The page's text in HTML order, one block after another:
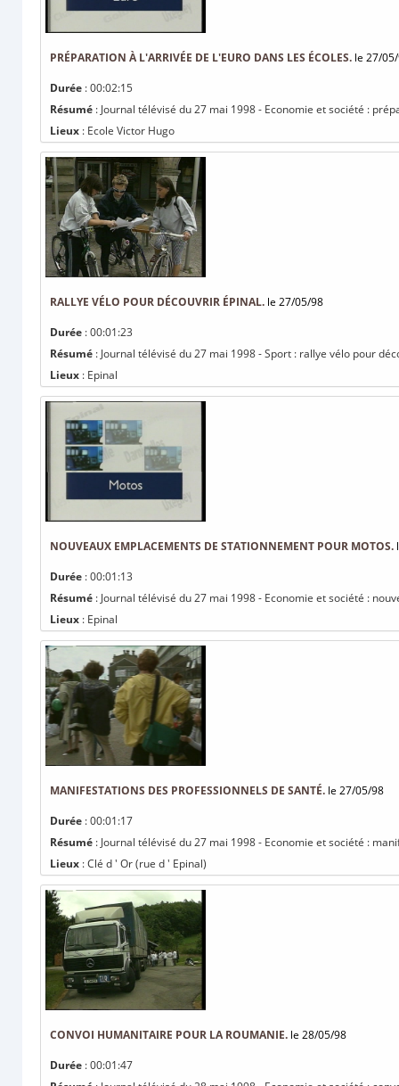
PRÉPARATION À L'ARRIVÉE DE L'EURO DANS LES ÉCOLES. le 27/
Durée : 00:02:15
Résumé : Journal télévisé du 27 mai 1998 - Economie et société :
Lieux : Ecole Victor Hugo
RALLYE VÉLO POUR DÉCOUVRIR ÉPINAL. le 27/05/98
Durée : 00:01:23
Résumé : Journal télévisé du 27 mai 1998 - Sport : rallye vélo pour
Lieux : Epinal
NOUVEAUX EMPLACEMENTS DE STATIONNEMENT POUR MOTOS.
Durée : 00:01:13
Résumé : Journal télévisé du 27 mai 1998 - Economie et société :
Lieux : Epinal
MANIFESTATIONS DES PROFESSIONNELS DE SANTÉ. le 27/05/98
Durée : 00:01:17
Résumé : Journal télévisé du 27 mai 1998 - Economie et société :
Lieux : Clé d ' Or (rue d ' Epinal)
CONVOI HUMANITAIRE POUR LA ROUMANIE. le 28/05/98
Durée : 00:01:47